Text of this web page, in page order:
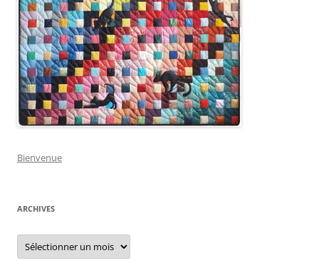
Bienvenue
ARCHIVES
Archives